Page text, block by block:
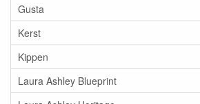
Gusta
Kerst
Kippen
Laura Ashley Blueprint